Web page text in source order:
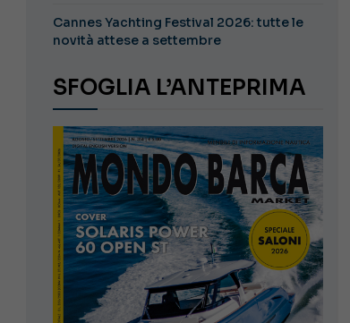
Cannes Yachting Festival 2026: tutte le
novità attese a settembre
SFOGLIA L’ANTEPRIMA